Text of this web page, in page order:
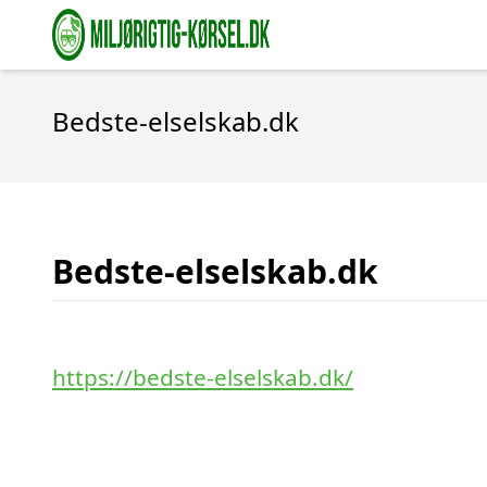
Bedste-elselskab.dk
Bedste-elselskab.dk
https://bedste-elselskab.dk/